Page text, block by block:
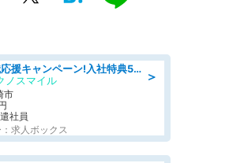
＞
2026年転職応援キャンペーン!入社特典58万円/デンソーで働こう!自動車工場で小型部品の検査業務 denso aichi
ノスマイル
市
社員
求人ボックス